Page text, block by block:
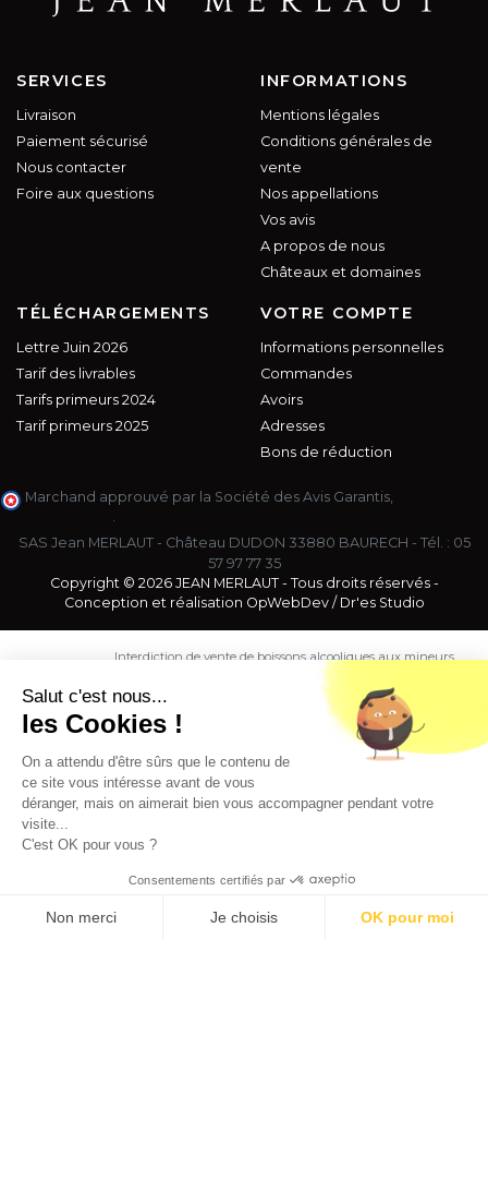
SERVICES
Livraison
Paiement sécurisé
Nous contacter
Foire aux questions
INFORMATIONS
Mentions légales
Conditions générales de
vente
Nos appellations
Vos avis
A propos de nous
Châteaux et domaines
TÉLÉCHARGEMENTS
Lettre Juin 2026
Tarif des livrables
Tarifs primeurs 2024
Tarif primeurs 2025
VOTRE COMPTE
Informations personnelles
Commandes
Avoirs
Adresses
Bons de réduction
Marchand approuvé par la Société des Avis Garantis,
SAS Jean MERLAUT - Château DUDON 33880 BAURECH - Tél. : 05
57 97 77 35
Copyright © 2026 JEAN MERLAUT - Tous droits réservés -
Conception et réalisation OpWebDev/ Dr'es Studio
Interdiction de vente de boissons alcooliques aux mineurs
de moins de 18 ans. La preuve de majorité de l'acheteur
est exigée au moment de la vente en ligne.
CODE DE LA SANTE PUBLIQUE, ART. L. 3342-1 et L. 3353-3
L'abus d'alcool est dangereux pour la santé. Sachez
Salut c'est nous...
les Cookies !
On a attendu d'être sûrs que le contenu de
ce site vous intéresse avant de vous
déranger, mais on aimerait bien vous accompagner pendant votre
visite...
C'est OK pour vous ?
Consentements certifiés par
Non merci Je choisis OK pour moi
★★★★★